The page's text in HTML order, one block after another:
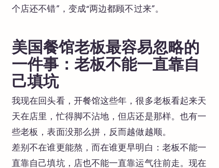
个店还不错”，变成“两边都顾不过来”。
美国餐馆老板最容易忽略的
一件事：老板不能一直靠自
己填坑
我现在回头看，开餐馆这些年，很多老板看起来天
天在店里，忙得脚不沾地，但店还是那样。也有一
些老板，表面没那么拼，反而越做越顺。
差别不在谁更能熬，而在谁更早明白：老板不能一
直靠自己填坑，店也不能一直靠运气往前走。现在